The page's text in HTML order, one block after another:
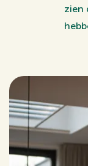
zien